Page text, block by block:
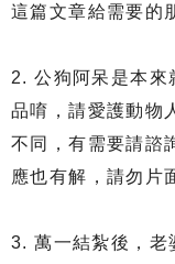
這篇文章給需要的
2. 公狗阿呆是本來
品唷，請愛護動物
不同，有需要請諮
應也有解，請勿片
3. 萬一結紮後，老